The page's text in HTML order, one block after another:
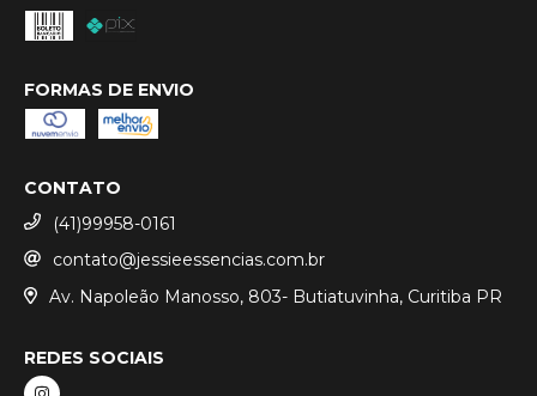
FORMAS DE ENVIO
CONTATO
(41)99958-0161
contato@jessieessencias.com.br
Av. Napoleão Manosso, 803- Butiatuvinha, Curitiba PR
REDES SOCIAIS